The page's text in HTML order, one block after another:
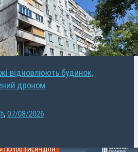
відновлюють будинок,
дроном
, 07/08/2026